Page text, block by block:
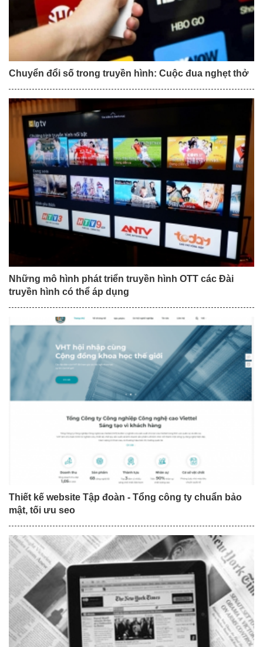
Chuyển đổi số trong truyền hình: Cuộc đua nghẹt thở
Những mô hình phát triển truyền hình OTT các Đài
truyền hình có thể áp dụng
Thiết kế website Tập đoàn - Tổng công ty chuẩn bảo
mật, tối ưu seo